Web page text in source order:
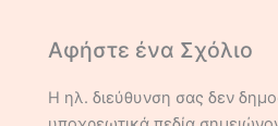
Αφήστε ένα Σχόλιο
Η ηλ. διεύθυνση σας δεν